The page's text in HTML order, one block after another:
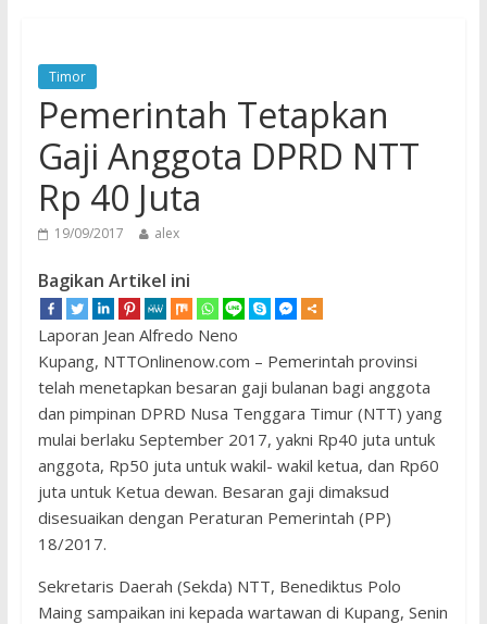
Timor
Pemerintah Tetapkan
Gaji Anggota DPRD NTT
Rp 40 Juta
19/09/2017 alex
Bagikan Artikel ini
Laporan Jean Alfredo Neno
Kupang, NTTOnlinenow.com – Pemerintah provinsi
telah menetapkan besaran gaji bulanan bagi anggota
dan pimpinan DPRD Nusa Tenggara Timur (NTT) yang
mulai berlaku September 2017, yakni Rp40 juta untuk
anggota, Rp50 juta untuk wakil- wakil ketua, dan Rp60
juta untuk Ketua dewan. Besaran gaji dimaksud
disesuaikan dengan Peraturan Pemerintah (PP)
18/2017.
Sekretaris Daerah (Sekda) NTT, Benediktus Polo
Maing sampaikan ini kepada wartawan di Kupang, Senin